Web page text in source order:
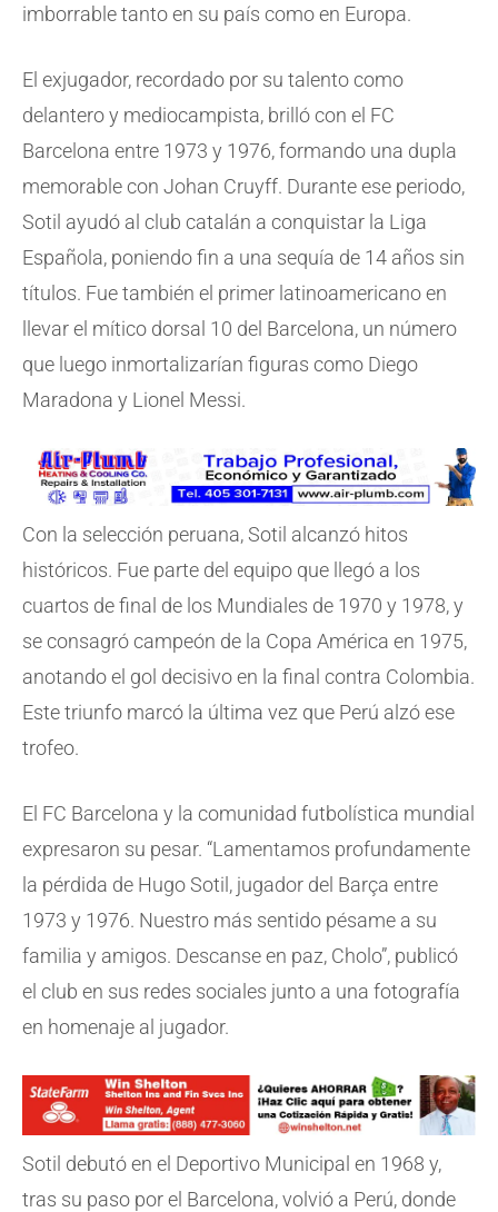
imborrable tanto en su país como en Europa.
El exjugador, recordado por su talento como
delantero y mediocampista, brilló con el FC
Barcelona entre 1973 y 1976, formando una dupla
memorable con Johan Cruyff. Durante ese periodo,
Sotil ayudó al club catalán a conquistar la Liga
Española, poniendo fin a una sequía de 14 años sin
títulos. Fue también el primer latinoamericano en
llevar el mítico dorsal 10 del Barcelona, un número
que luego inmortalizarían figuras como Diego
Maradona y Lionel Messi.
Con la selección peruana, Sotil alcanzó hitos
históricos. Fue parte del equipo que llegó a los
cuartos de final de los Mundiales de 1970 y 1978, y
se consagró campeón de la Copa América en 1975,
anotando el gol decisivo en la final contra Colombia.
Este triunfo marcó la última vez que Perú alzó ese
trofeo.
El FC Barcelona y la comunidad futbolística mundial
expresaron su pesar. “Lamentamos profundamente
la pérdida de Hugo Sotil, jugador del Barça entre
1973 y 1976. Nuestro más sentido pésame a su
familia y amigos. Descanse en paz, Cholo”, publicó
el club en sus redes sociales junto a una fotografía
en homenaje al jugador.
Sotil debutó en el Deportivo Municipal en 1968 y,
tras su paso por el Barcelona, volvió a Perú, donde